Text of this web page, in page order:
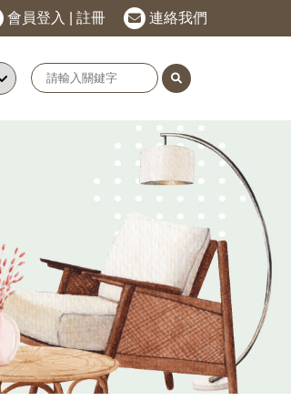
會員登入 註冊 連絡我們